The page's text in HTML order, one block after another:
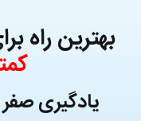
بهترین راه
یادگیری